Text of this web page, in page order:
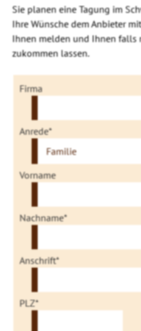
Sie planen eine Tagung im
Ihre Wünsche dem Anbieter
Ihnen melden und Ihnen falls
zukommen lassen.
Firma
Anrede*
Vorname
Nachname*
Anschrift*
PLZ*